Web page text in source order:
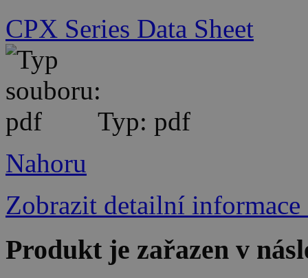
CPX Series Data Sheet
Typ: pdf
Nahoru
Zobrazit detailní informace
Produkt je zařazen v